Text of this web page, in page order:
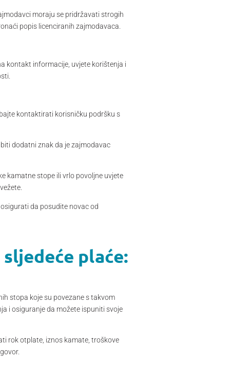
moraju se pridržavati strogih
popis licenciranih zajmodavaca.
kontakt informacije, uvjete korištenja i
kontaktirati korisničku podršku s
dodatni znak da je zajmodavac
kamatne stope ili vrlo povoljne uvjete
da posudite novac od
plaće:
stopa koje su povezane s takvom
i osiguranje da možete ispuniti svoje
rok otplate, iznos kamate, troškove